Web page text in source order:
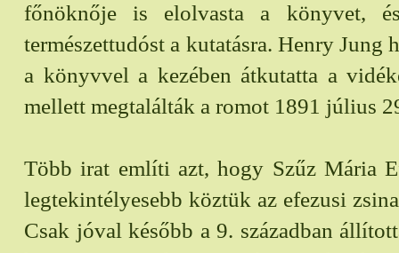
főnöknője is elolvasta a könyvet,
természettudóst a kutatásra. Henry Jung
a könyvvel a kezében átkutatta a
mellett megtalálták a romot 1891 július
Több irat említi azt, hogy Szűz Mária
legtekintélyesebb köztük az efezusi
Csak jóval később a 9. században